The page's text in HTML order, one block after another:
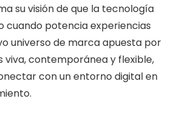
su visión de que la tecnología
cuando potencia experiencias
universo de marca apuesta por
viva, contemporánea y flexible,
con un entorno digital en